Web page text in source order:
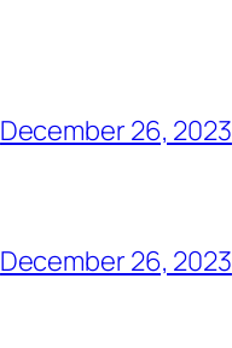
December 26, 2023
December 26, 2023